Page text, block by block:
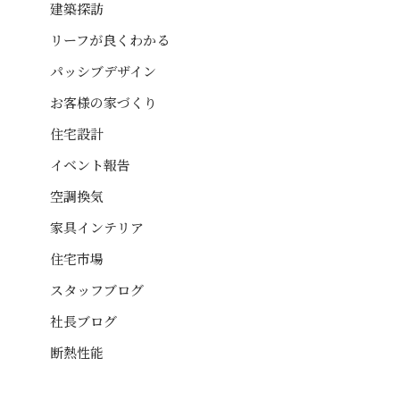
建築探訪
リーフが良くわかる
パッシブデザイン
お客様の家づくり
住宅設計
イベント報告
空調換気
家具インテリア
住宅市場
スタッフブログ
社長ブログ
断熱性能